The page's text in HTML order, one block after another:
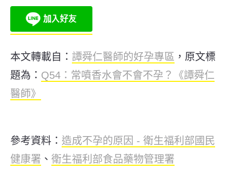
本文轉載自： 譚舜仁醫師的好孕專區 ，原文標
題為： Q54：常噴香水會不會不孕？《譚舜仁
醫師》
參考資料： 造成不孕的原因 - 衛生福利部國民
健康署 、 衛生福利部食品藥物管理署